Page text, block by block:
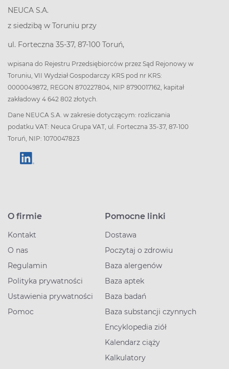
NEUCA S.A.
z siedzibą w Toruniu przy
ul. Forteczna 35-37, 87-100 Toruń,
wpisana do Rejestru Przedsiębiorców przez Sąd Rejonowy w
Toruniu, VII Wydział Gospodarczy KRS pod nr KRS:
0000049872, REGON 870227804, NIP 8790017162, kapitał
zakładowy 4 642 802 złotych.
Dane NEUCA S.A. w zakresie dotyczącym: rozliczania
podatku VAT: Neuca Grupa VAT, ul. Forteczna 35-37, 87-100
Toruń, NIP: 1070047823
O firmie
Kontakt
O nas
Regulamin
Polityka prywatności
Ustawienia prywatności
Pomoc
Pomocne linki
Dostawa
Poczytaj o zdrowiu
Baza alergenów
Baza aptek
Baza badań
Baza substancji czynnych
Encyklopedia ziół
Kalendarz ciąży
Kalkulatory